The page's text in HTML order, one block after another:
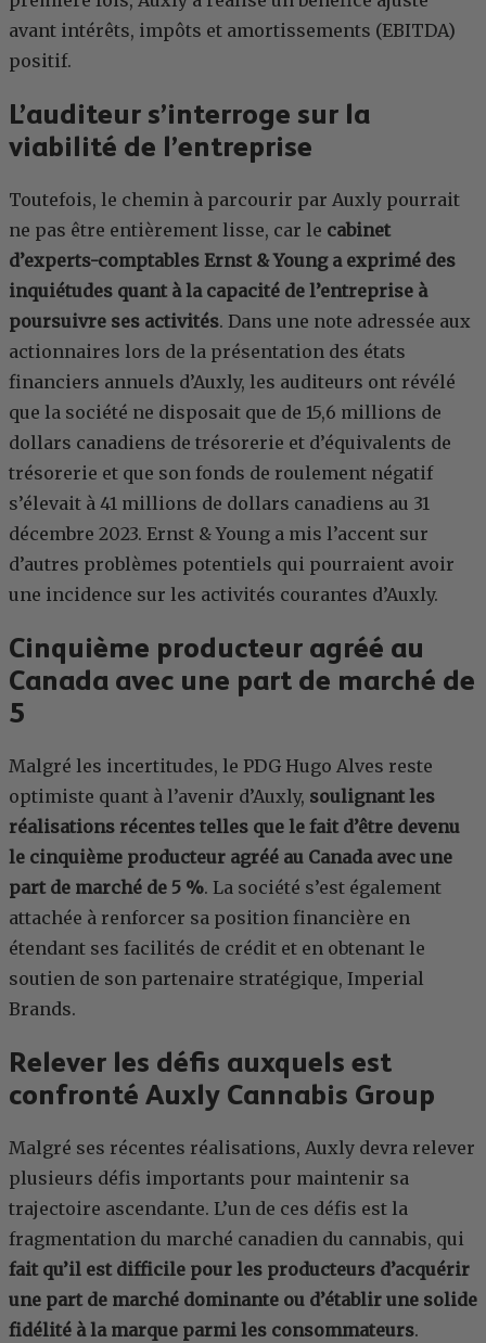
avant intérêts, impôts et amortissements (EBITDA)
positif.
L’auditeur s’interroge sur la
viabilité de l’entreprise
Toutefois, le chemin à parcourir par Auxly pourrait
ne pas être entièrement lisse, car le cabinet
d’experts-comptables Ernst & Young a exprimé des
inquiétudes quant à la capacité de l’entreprise à
poursuivre ses activités. Dans une note adressée aux
actionnaires lors de la présentation des états
financiers annuels d’Auxly, les auditeurs ont révélé
que la société ne disposait que de 15,6 millions de
dollars canadiens de trésorerie et d’équivalents de
trésorerie et que son fonds de roulement négatif
s’élevait à 41 millions de dollars canadiens au 31
décembre 2023. Ernst & Young a mis l’accent sur
d’autres problèmes potentiels qui pourraient avoir
une incidence sur les activités courantes d’Auxly.
Cinquième producteur agréé au
Canada avec une part de marché de
5
Malgré les incertitudes, le PDG Hugo Alves reste
optimiste quant à l’avenir d’Auxly, soulignant les
réalisations récentes telles que le fait d’être devenu
le cinquième producteur agréé au Canada avec une
part de marché de 5 %. La société s’est également
attachée à renforcer sa position financière en
étendant ses facilités de crédit et en obtenant le
soutien de son partenaire stratégique, Imperial
Brands.
Relever les défis auxquels est
confronté Auxly Cannabis Group
Malgré ses récentes réalisations, Auxly devra relever
plusieurs défis importants pour maintenir sa
trajectoire ascendante. L’un de ces défis est la
fragmentation du marché canadien du cannabis, qui
fait qu’il est difficile pour les producteurs d’acquérir
une part de marché dominante ou d’établir une solide
fidélité à la marque parmi les consommateurs.